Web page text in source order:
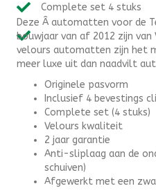
van
af
2012
)
-
Velours
Draai
bevestiging
aantal
Complete set 4 stuks
Deze Â automatten voor de
bouwjaar van af 2012 zijn
velours automatten zijn het
meer luxe uit dan naadvilt
Originele pasvorm
Inclusief 4 bevestings
Complete set (4 stuks)
Velours kwaliteit
2 jaar garantie
Anti-sliplaag aan de
schuiven)
Afgewerkt met een